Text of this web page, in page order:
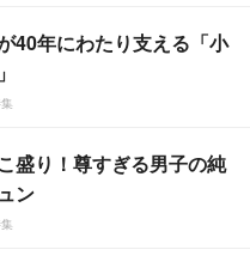
40年にわたり支える「小
盛り！尊すぎる男子の純
ン